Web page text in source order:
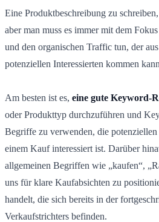
Eine Produktbeschreibung zu
aber man muss es immer mit dem
und den organischen Traffic tun, der
potenziellen Interessierten kommen
Am besten ist es, eine gute Keyword-
oder Produkttyp durchzuführen und
Begriffe zu verwenden, die
einem Kauf interessiert ist. Darüber
allgemeinen Begriffen wie „kaufen“,
uns für klare Kaufabsichten zu
handelt, die sich bereits in der
Verkaufstrichters befinden.